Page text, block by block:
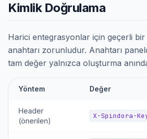
Kimlik Doğrulama
Harici entegrasyonlar için geçerli bir
anahtarı zorunludur. Anahtarı
tam değer yalnızca oluşturma
Yöntem Değer
Header
(önerilen)
X-Spindora-